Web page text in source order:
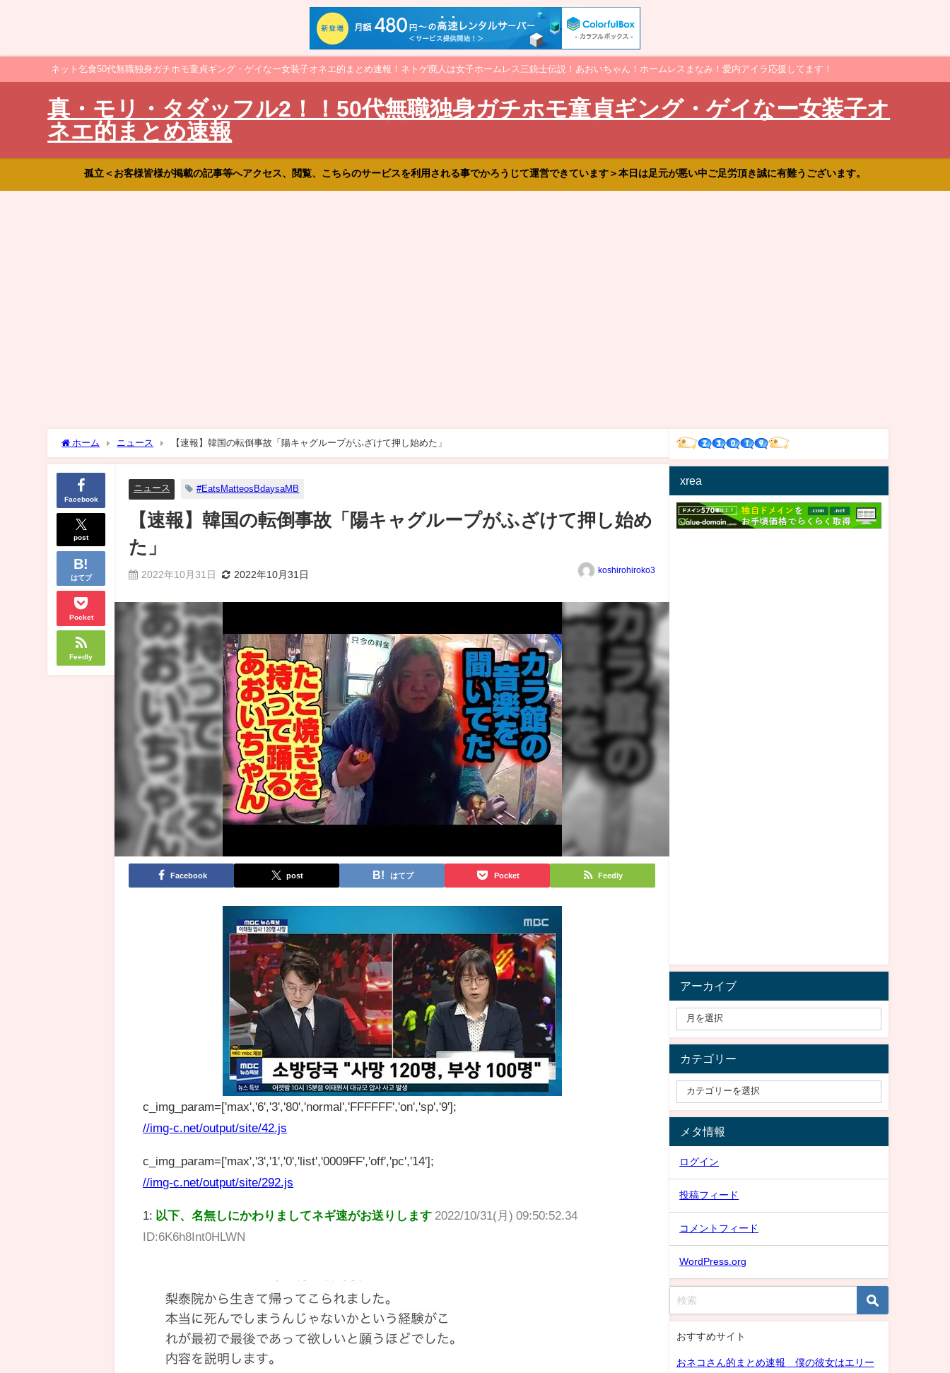
ネット乞食50代無職独身ガチホモ童貞ギング・ゲイなー女装子オネエ的まとめ速報！ネトゲ廃人は女子ホームレス三銃士伝説！あおいちゃん！ホームレスまなみ！愛内アイラ応援してます！
真・モリ・タダッフル2！！50代無職独身ガチホモ童貞ギング・ゲイなー女装子オ
ネエ的まとめ速報
孤立＜お客様皆様が掲載の記事等へアクセス、閲覧、こちらのサービスを利用される事でかろうじて運営できています＞本日は足元が悪い中ご足労頂き誠に有難うございます。
ホーム ニュース 【速報】韓国の転倒事故「陽キャグループがふざけて押し始めた」
Facebook
post
はてブ
Pocket
Feedly
ニュース #EatsMatteosBdaysaMB
【速報】韓国の転倒事故「陽キャグループがふざけて押し始め
た」
2022年10月31日 2022年10月31日 koshirohiroko3
Facebook post はてブ Pocket Feedly
c_img_param=['max','6','3','80','normal','FFFFFF','on','sp','9'];
//img-c.net/output/site/42.js
c_img_param=['max','3','1','0','list','0009FF','off','pc','14'];
//img-c.net/output/site/292.js
1: 以下、名無しにかわりましてネギ速がお送りします 2022/10/31(月) 09:50:52.34
ID:6K6h8Int0HLWN
xrea
アーカイブ
カテゴリー
メタ情報
ログイン
投稿フィード
コメントフィード
WordPress.org
おすすめサイト
おネコさん的まとめ速報 僕の彼女はエリー